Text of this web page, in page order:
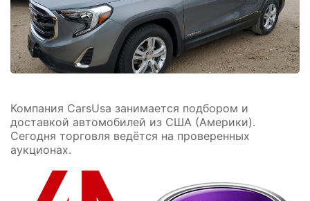
Компания CarsUsa занимается подбором и
доставкой автомобилей из США (Америки).
Сегодня торговля ведётся на проверенных
аукционах.